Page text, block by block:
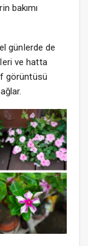
bakımı
günlerde de
ve hatta
görüntüsü